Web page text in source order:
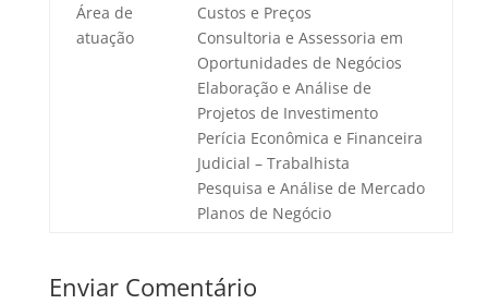
Área de
atuação
Custos e Preços
Consultoria e Assessoria em
Oportunidades de Negócios
Elaboração e Análise de
Projetos de Investimento
Perícia Econômica e Financeira
Judicial – Trabalhista
Pesquisa e Análise de Mercado
Planos de Negócio
Enviar Comentário